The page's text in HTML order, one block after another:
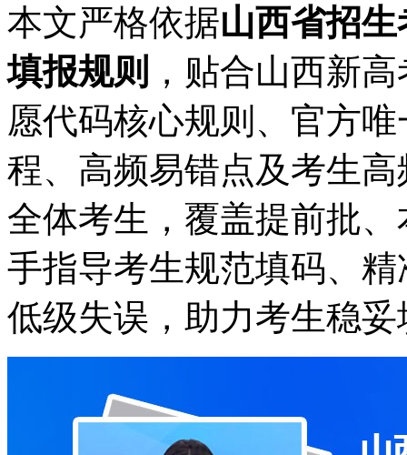
本文严格依据山西省招
填报规则 ，贴合山西新
愿代码核心规则、官方
程、高频易错点及考生
全体考生，覆盖提前批
手指导考生规范填码、
低级失误，助力考生稳